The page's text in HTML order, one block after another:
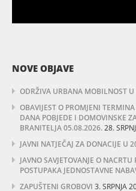
NOVE OBJAVE
ODRŽIVA URBANA MOBILNOST U
OBAVIJEST O PROMJENI
DANA POBJEDE I DOMOVINSKE
BRANITELJA 05.08.2026.28.
JAVNI NATJEČAJ ZA DONACIJE U
JAVNO SAVJETOVANJE O
POSTUPAKA JEDNOSTAVNE
ZAPUŠTENI GROBOVI 3. SRPNJA